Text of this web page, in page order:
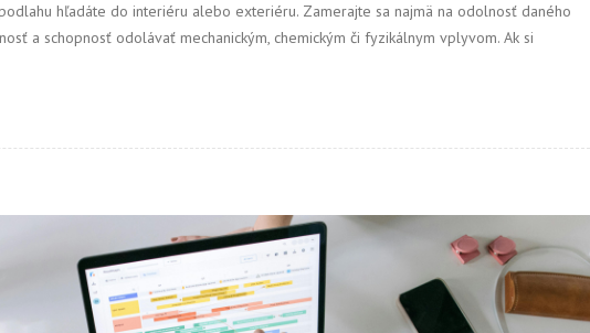
hľadáte do interiéru alebo exteriéru. Zamerajte sa najmä na odolnosť daného
a schopnosť odolávať mechanickým, chemickým či fyzikálnym vplyvom. Ak si